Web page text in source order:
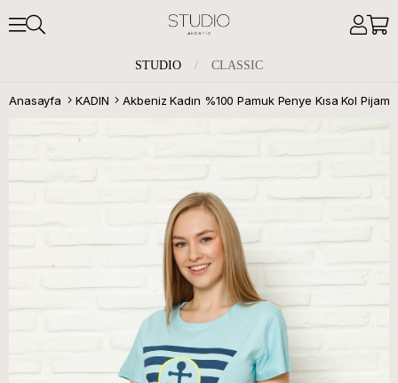
STUDIO / CLASSIC
Anasayfa KADIN